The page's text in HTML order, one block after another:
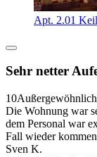
Apt. 2.01
Sehr netter
10Außergewöhnlich
Die Wohnung war
dem Personal war
Fall wieder
Sven K.